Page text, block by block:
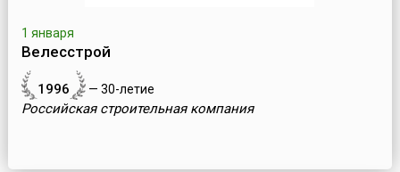
1 января
Велесстрой
1996 — 30-летие
Российская строительная компания